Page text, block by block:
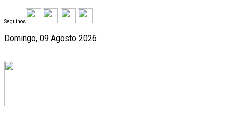
Seguinos
Domingo, 09 Agosto 2026